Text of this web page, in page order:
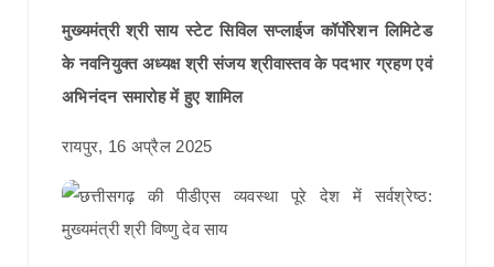
मुख्यमंत्री श्री साय स्टेट सिविल सप्लाईज कॉर्पाेरेशन लिमिटेड
के नवनियुक्त अध्यक्ष श्री संजय श्रीवास्तव के पदभार ग्रहण एवं
अभिनंदन समारोह में हुए शामिल
रायपुर, 16 अप्रैल 2025